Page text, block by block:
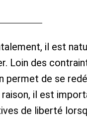
il est
Loin des
permet de se
il est
de liberté